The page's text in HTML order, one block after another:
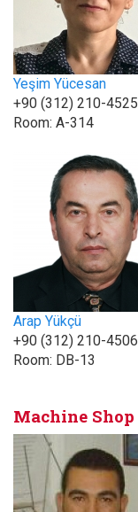
Yeşim Yücesan
+90 (312) 210-4525
Room: A-314
Arap Yükçü
+90 (312) 210-4506
Room: DB-13
Machine Shop